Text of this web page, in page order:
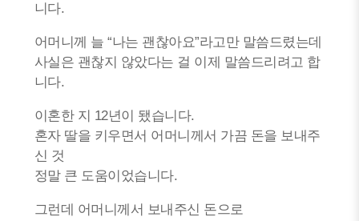
니다.
어머니께 늘 “나는 괜찮아요”라고만 말씀드렸는데
사실은 괜찮지 않았다는 걸 이제 말씀드리려고 합
니다.
이혼한 지 12년이 됐습니다.
혼자 딸을 키우면서 어머니께서 가끔 돈을 보내주
신 것
정말 큰 도움이었습니다.
그런데 어머니께서 보내주신 돈으로